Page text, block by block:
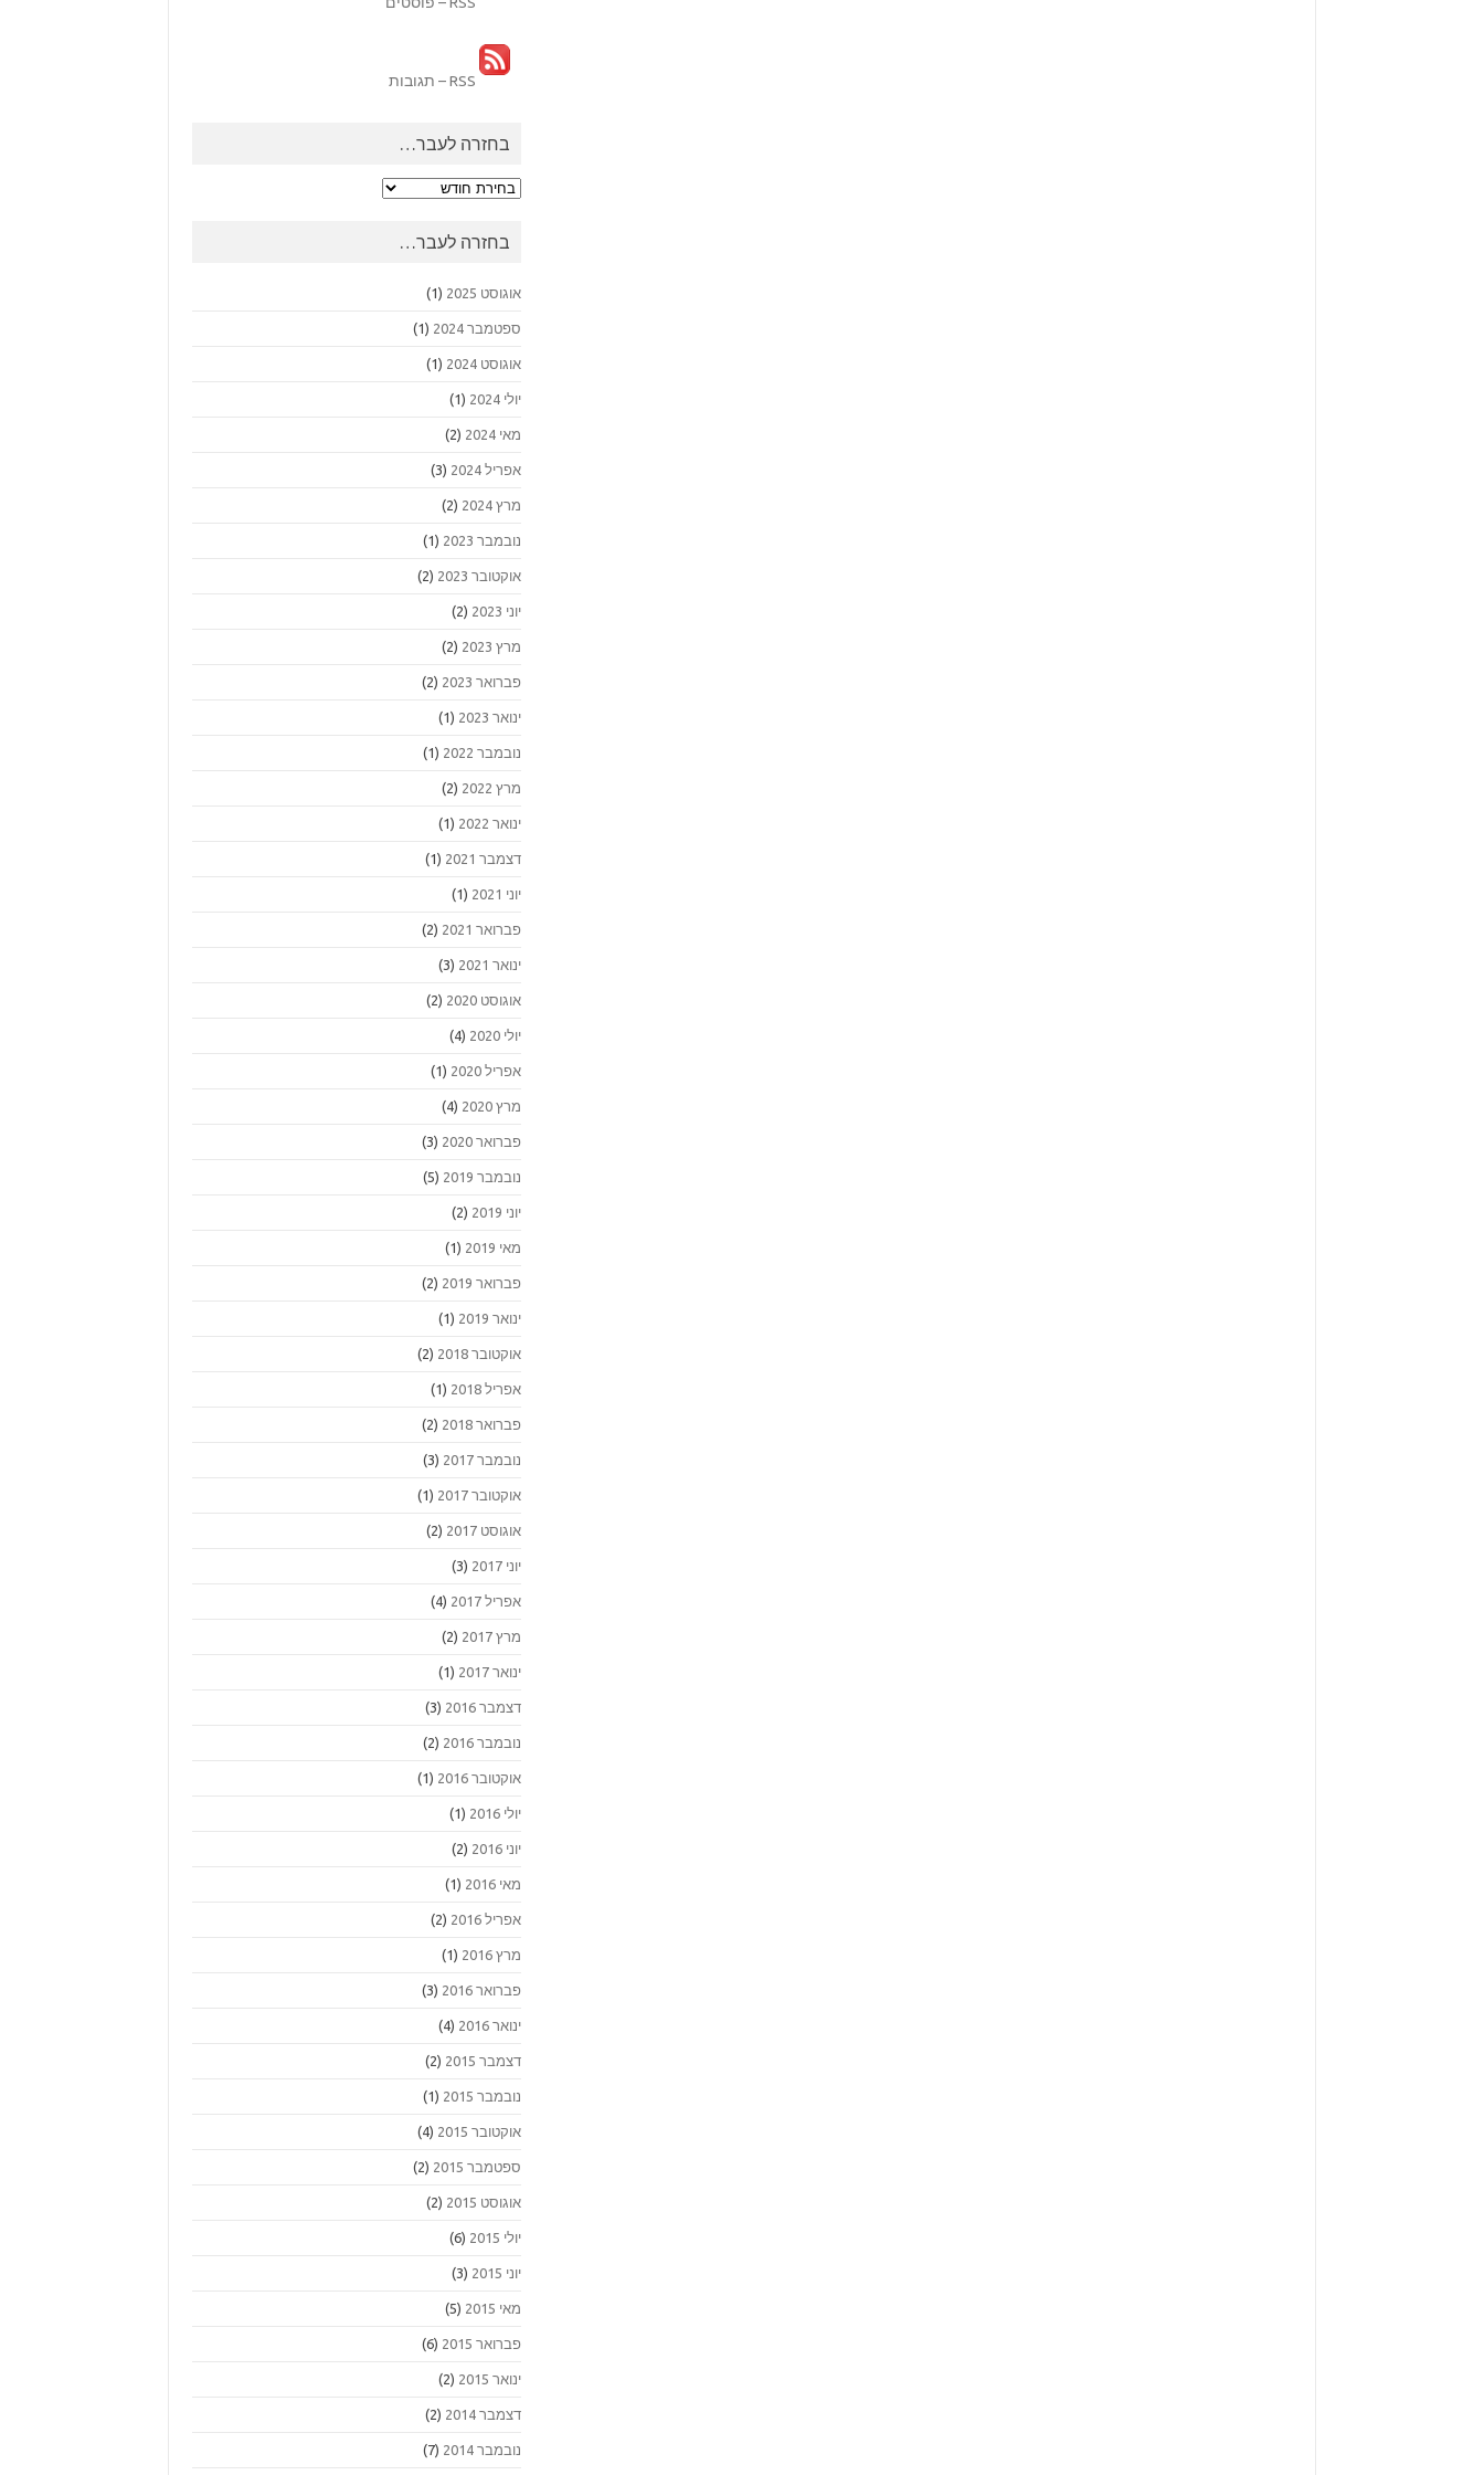
בחזרה לעבר…
בחזרה
בחזרה לעבר…
אוגוסט 2025 (1)
ספטמבר 2024 (1)
אוגוסט 2024 (1)
יולי 2024 (1)
מאי 2024 (2)
אפריל 2024 (3)
מרץ 2024 (2)
נובמבר 2023 (1)
אוקטובר 2023 (2)
יוני 2023 (2)
מרץ 2023 (2)
פברואר 2023 (2)
ינואר 2023 (1)
נובמבר 2022 (1)
מרץ 2022 (2)
ינואר 2022 (1)
דצמבר 2021 (1)
יוני 2021 (1)
פברואר 2021 (2)
ינואר 2021 (3)
אוגוסט 2020 (2)
יולי 2020 (4)
אפריל 2020 (1)
מרץ 2020 (4)
פברואר 2020 (3)
נובמבר 2019 (5)
יוני 2019 (2)
מאי 2019 (1)
פברואר 2019 (2)
ינואר 2019 (1)
אוקטובר 2018 (2)
אפריל 2018 (1)
פברואר 2018 (2)
נובמבר 2017 (3)
אוקטובר 2017 (1)
אוגוסט 2017 (2)
יוני 2017 (3)
אפריל 2017 (4)
מרץ 2017 (2)
ינואר 2017 (1)
דצמבר 2016 (3)
נובמבר 2016 (2)
אוקטובר 2016 (1)
יולי 2016 (1)
יוני 2016 (2)
מאי 2016 (1)
אפריל 2016 (2)
מרץ 2016 (1)
פברואר 2016 (3)
ינואר 2016 (4)
דצמבר 2015 (2)
נובמבר 2015 (1)
אוקטובר 2015 (4)
ספטמבר 2015 (2)
אוגוסט 2015 (2)
יולי 2015 (6)
יוני 2015 (3)
מאי 2015 (5)
פברואר 2015 (6)
ינואר 2015 (2)
דצמבר 2014 (2)
נובמבר 2014 (7)